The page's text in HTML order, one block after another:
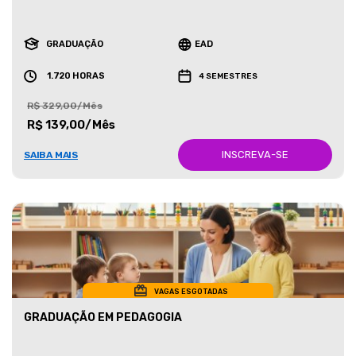
GRADUAÇÃO EAD
1.720 HORAS 4 SEMESTRES
R$ 329,00/Mês
R$ 139,00/Mês
SAIBA MAIS INSCREVA-SE
VAGAS ESGOTADAS
GRADUAÇÃO EM PEDAGOGIA